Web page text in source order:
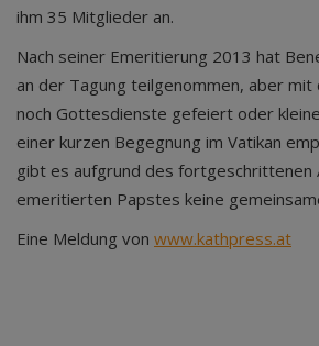
ihm 35 Mitglieder an.
Nach seiner Emeritierung 2013 hat
an der Tagung teilgenommen, aber mit
noch Gottesdienste gefeiert oder
einer kurzen Begegnung im Vatikan
gibt es aufgrund des fortgeschrittenen
emeritierten Papstes keine
Eine Meldung von www.kathpress.at